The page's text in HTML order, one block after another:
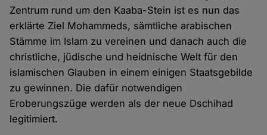
Zentrum rund um den Kaaba-Stein ist es nun das
erklärte Ziel Mohammeds, sämtliche arabischen
Stämme im Islam zu vereinen und danach auch die
christliche, jüdische und heidnische Welt für den
islamischen Glauben in einem einigen Staatsgebilde
zu gewinnen. Die dafür notwendigen
Eroberungszüge werden als der neue Dschihad
legitimiert.